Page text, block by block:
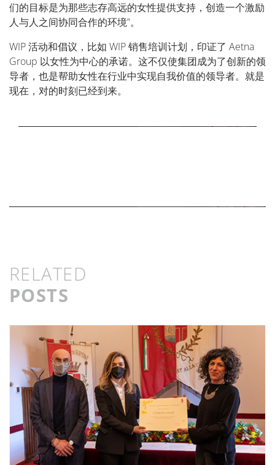
们的目标是为那些志存高远的女性提供支持，创造一个激励
人与人之间协同合作的环境”。
WIP活动和倡议，比如 WIP销售培训计划，印证了 Aetna
Group 以女性为中心的承诺。这不仅使集团成为了创新的领
导者，也是帮助女性在行业中实现自我价值的领导者。就是
现在，对的时刻已经到来。
RELATED
POSTS